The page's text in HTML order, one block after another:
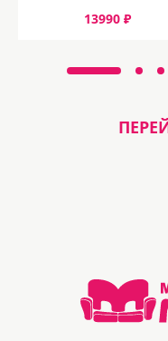
13990 ₽